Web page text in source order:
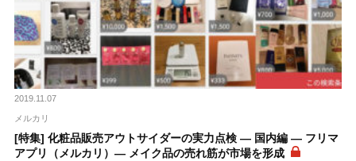
2019.11.07
メルカリ
[特集] 化粧品販売アウトサイダーの実力点検 ― 国内編 ― フリマ
アプリ（メルカリ）― メイク品の売れ筋が市場を形成